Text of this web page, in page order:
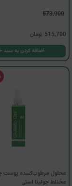
573,000
515,700 تومان
اضافه کردن به سبد
محلول مرطوب‌کننده پوست
مختلط جولیتا استی